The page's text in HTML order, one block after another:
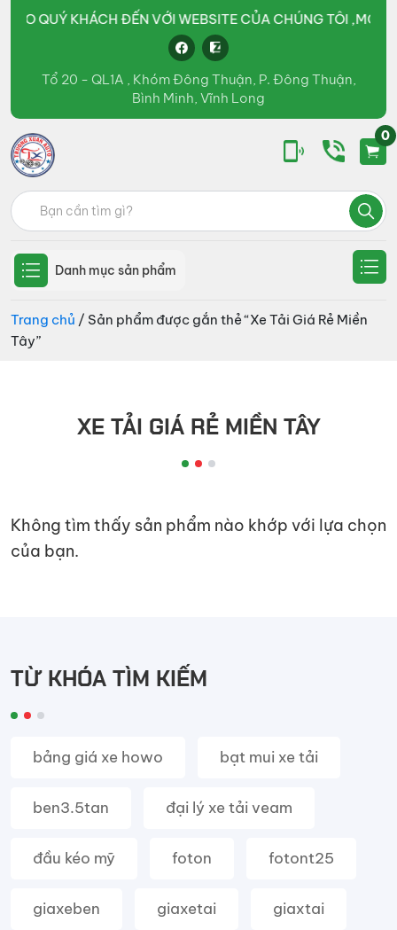
QUÝ KHÁCH ĐẾN VỚI WEBSITE CỦA CHÚNG TÔI ,MỌI
Tổ 20 - QL1A , Khóm Đông Thuận, P. Đông Thuận,
Bình Minh, Vĩnh Long
Ô
tô
Trường
Xuân
Group
kinh
doanh
loại
xe
tải,
xe
Tìm
kiếm:
0
Danh mục sản phẩm
Trang chủ / Sản phẩm được gắn thẻ “Xe Tải Giá Rẻ Miền
Tây”
XE TẢI GIÁ RẺ MIỀN TÂY
Không tìm thấy sản phẩm nào khớp với lựa chọn
của bạn.
TỪ KHÓA TÌM KIẾM
bảng giá xe howo bạt mui xe tải
ben3.5tan đại lý xe tải veam
đầu kéo mỹ foton fotont25
giaxeben giaxetai giaxtai